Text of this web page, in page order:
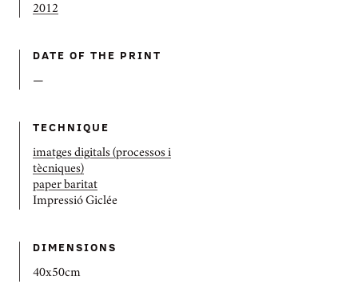
2012
DATE OF THE PRINT
—
TECHNIQUE
imatges digitals (processos i
tècniques)
paper baritat
Impressió Giclée
DIMENSIONS
40x50cm